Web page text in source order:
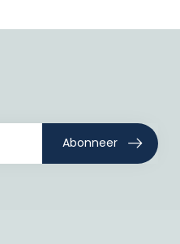
Abonneer